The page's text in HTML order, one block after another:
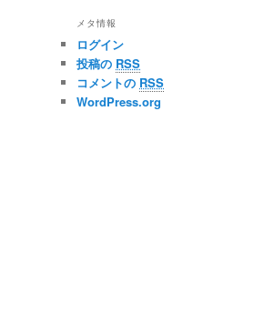
メタ情報
ログイン
投稿の RSS
コメントの RSS
WordPress.org